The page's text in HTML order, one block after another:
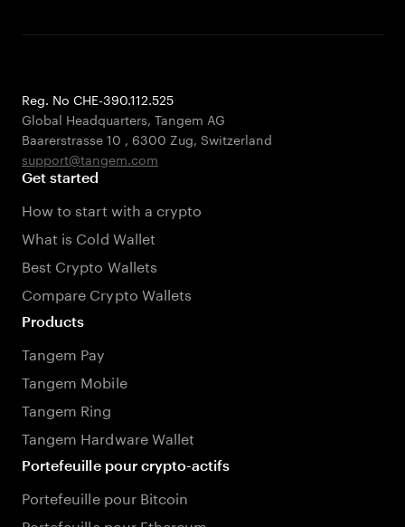
Reg. No CHE-390.112.525
Global Headquarters, Tangem AG
Baarerstrasse 10 , 6300 Zug, Switzerland
support@tangem.com
Get started
How to start with a crypto
What is Cold Wallet
Best Crypto Wallets
Compare Crypto Wallets
Products
Tangem Pay
Tangem Mobile
Tangem Ring
Tangem Hardware Wallet
Portefeuille pour crypto-actifs
Portefeuille pour Bitcoin